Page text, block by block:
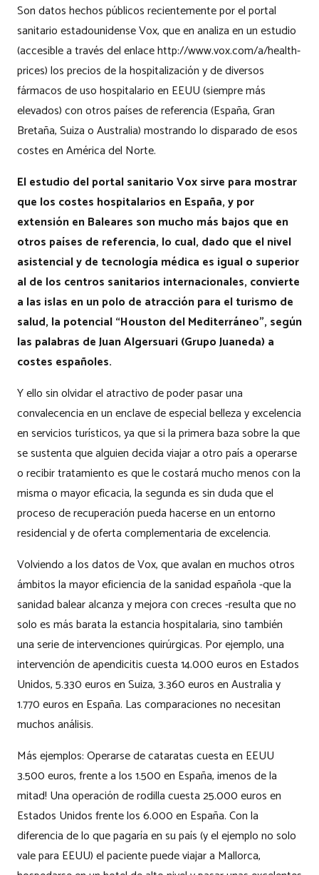
Son datos hechos públicos recientemente por el portal
sanitario estadounidense Vox, que en analiza en un estudio
(accesible a través del enlace http://www.vox.com/a/health-
prices) los precios de la hospitalización y de diversos
fármacos de uso hospitalario en EEUU (siempre más
elevados) con otros países de referencia (España, Gran
Bretaña, Suiza o Australia) mostrando lo disparado de esos
costes en América del Norte.
El estudio del portal sanitario Vox sirve para mostrar
que los costes hospitalarios en España, y por
extensión en Baleares son mucho más bajos que en
otros países de referencia, lo cual, dado que el nivel
asistencial y de tecnología médica es igual o superior
al de los centros sanitarios internacionales, convierte
a las islas en un polo de atracción para el turismo de
salud, la potencial “Houston del Mediterráneo”, según
las palabras de Juan Algersuari (Grupo Juaneda) a
costes españoles.
Y ello sin olvidar el atractivo de poder pasar una
convalecencia en un enclave de especial belleza y excelencia
en servicios turísticos, ya que si la primera baza sobre la que
se sustenta que alguien decida viajar a otro país a operarse
o recibir tratamiento es que le costará mucho menos con la
misma o mayor eficacia, la segunda es sin duda que el
proceso de recuperación pueda hacerse en un entorno
residencial y de oferta complementaria de excelencia.
Volviendo a los datos de Vox, que avalan en muchos otros
ámbitos la mayor eficiencia de la sanidad española -que la
sanidad balear alcanza y mejora con creces -resulta que no
solo es más barata la estancia hospitalaria, sino también
una serie de intervenciones quirúrgicas. Por ejemplo, una
intervención de apendicitis cuesta 14.000 euros en Estados
Unidos, 5.330 euros en Suiza, 3.360 euros en Australia y
1.770 euros en España. Las comparaciones no necesitan
muchos análisis.
Más ejemplos: Operarse de cataratas cuesta en EEUU
3.500 euros, frente a los 1.500 en España, ¡menos de la
mitad! Una operación de rodilla cuesta 25.000 euros en
Estados Unidos frente los 6.000 en España. Con la
diferencia de lo que pagaría en su país (y el ejemplo no solo
vale para EEUU) el paciente puede viajar a Mallorca,